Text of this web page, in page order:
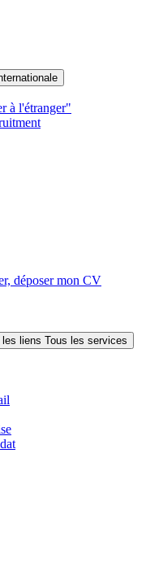
à l'étranger"
déposer mon CV
liens Tous les services